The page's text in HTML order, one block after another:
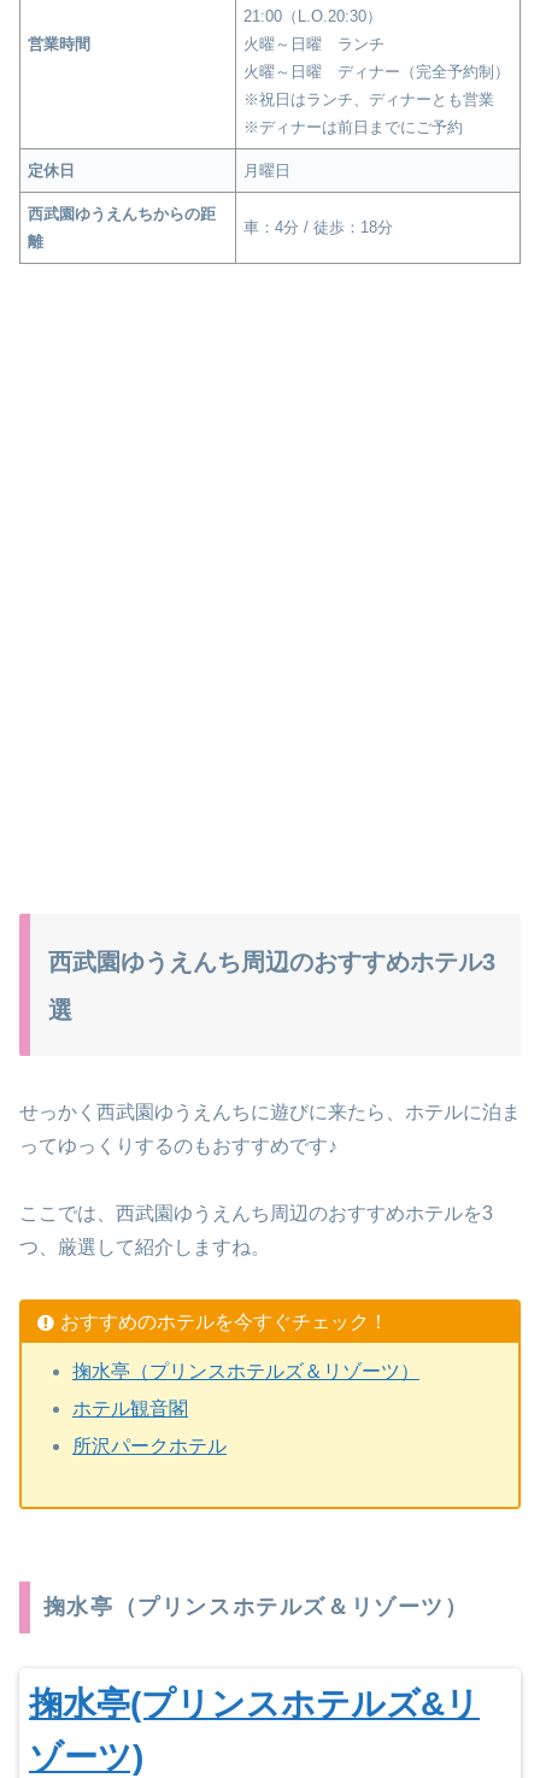
営業時間
21:00（L.O.20:30）
火曜～日曜 ランチ
火曜～日曜 ディナー（完全予約制）
※祝日はランチ、ディナーとも営業
※ディナーは前日までにご予約
定休日 月曜日
西武園ゆうえんちからの距
離
車：4分 / 徒歩：18分
西武園ゆうえんち周辺のおすすめホテル3
選
せっかく 西武園ゆうえんちに遊びに来たら、ホテルに泊ま
ってゆっくりするのもおすすめです♪
ここでは、西武園ゆうえんち周辺のおすすめホテルを3
つ、厳選して紹介しますね。
おすすめのホテルを今すぐチェック！
掬水亭（プリンスホテルズ＆リゾーツ）
ホテル観音閣
所沢パークホテル
掬水亭（プリンスホテルズ＆リゾーツ）
掬水亭(プリンスホテルズ&リ
ゾーツ)